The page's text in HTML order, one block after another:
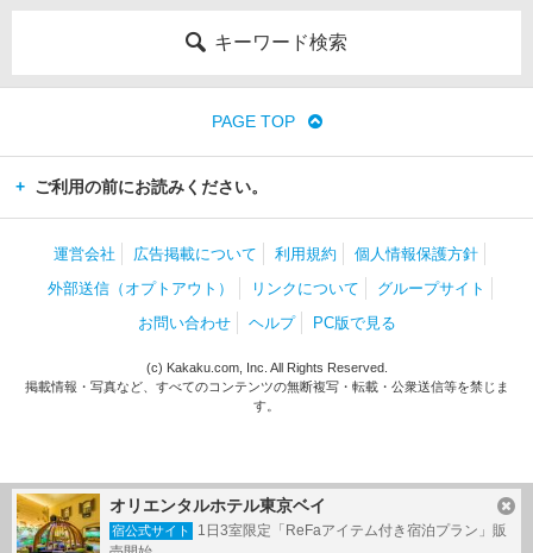
オリエンタルホテル東京ベイ
宿公式サイト
1日3室限定「ReFaアイテム付き宿泊プラン」販
キーワード検索
PAGE TOP
ご利用の前にお読みください。
運営会社 広告掲載について 利用規約
個人情報保護方針
外部送信（オプトアウト）
リンクについて
グループサイト
お問い合わせ
ヘルプ PC版で見る
(c) Kakaku.com, Inc. All Rights Reserved.
掲載情報・写真など、すべてのコンテンツの無断複写・転載・公衆送信等を禁じま
す。